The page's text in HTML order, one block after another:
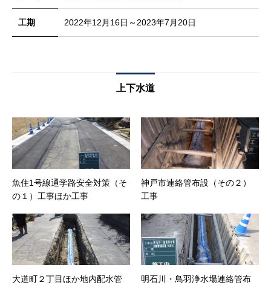
工期 2022年12月16日～2023年7月20日
上下水道
魚住1号線通学路安全対策（そ
の１）工事ほか工事
神戸市連絡管布設（その２）
工事
大道町２丁目ほか地内配水管
明石川・鳥羽浄水場連絡管布